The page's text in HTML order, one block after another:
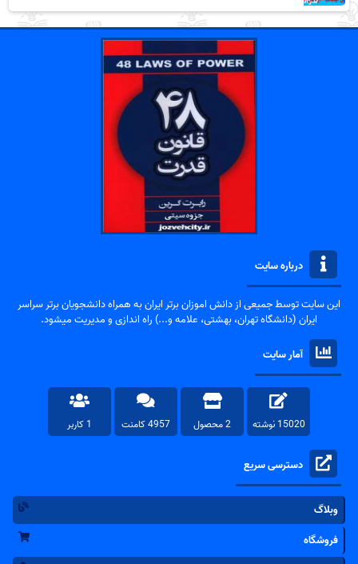
درباره سایت
این سایت توسط جمیعی از دانش اموزان برتر ایران به همراه دانشجویان برتر سراسر
ایران (دانشگاه تهران، بهشتی، علامه و...) راه اندازی و مدیریت میشود.
آمار سایت
15020 نوشته 2 محصول 4957 کامنت 1 کاربر
دسترسی سریع
وبلاگ
فروشگاه